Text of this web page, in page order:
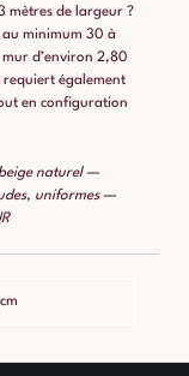
mètres de largeur ?
au minimum 30 à
d’environ 2,80
également
en configuration
naturel —
uniformes —